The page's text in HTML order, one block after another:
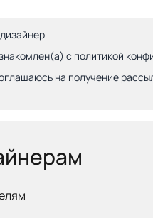
с политикой
на получение